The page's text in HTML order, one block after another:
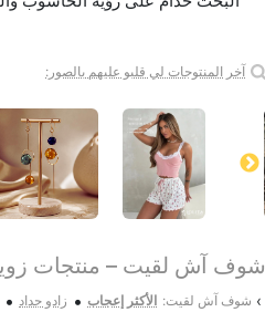
آخر المنتوجات لي قلبو عليهم بالصور:
شوف آش لقيت – منتجات
› شوف آش لقيت: الأكثر إعجاب • زادو جداد •